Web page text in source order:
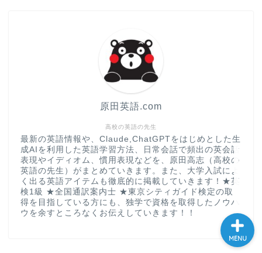
高校の英語の先生
原田英語.com
最新の英語情報や、Claude,ChatGPTをはじめとした生
成AIを利用した英語学習方法、日常会話で頻出の英会話
表現やイディオム、慣用表現などを、原田高志（高校の
英語の先生）がまとめていきます。また、大学入試によ
く出る英語アイテムも徹底的に掲載していきます！★英
検1級 ★全国通訳案内士 ★東京シティガイド検定の取
得を目指している方にも、独学で資格を取得したノウハ
ウを余すところなくお伝えしていきます！！
MENU
大学入試英語対策講座
英語名言・格言・カッコい
い英語＆素敵な英文フレー
CONTACT